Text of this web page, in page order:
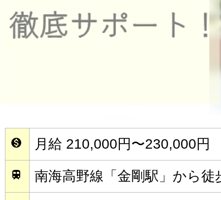
 月給 210,000円〜230,000円
 南海高野線「金剛駅」から徒